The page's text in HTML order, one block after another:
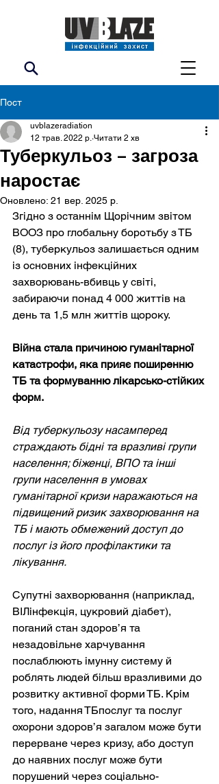
Пост
Туберкульоз – загроза
наростає
uvblazeradiation
12 трав. 2022 р. Читати 2 хв
Оновлено: 21 вер. 2025 р.
Згідно з останнім Щорічним звітом
ВООЗ про глобальну боротьбу з ТБ
(8), туберкульоз залишається одним
із основних інфекційних
захворювань-вбивць у світі,
забираючи понад 4 000 життів на
день та 1,5 млн життів щороку.
Війна стала причиною гуманітарної
катастрофи, яка прияє поширенню
ТБ та формуванню лікарсько-стійких
форм.
Від туберкульозу насамперед
страждають бідні та вразливі групи
населення; біженці, ВПО та інші
групи населення в умовах
гуманітарної кризи наражаються на
підвищений ризик захворювання на
ТБ і мають обмежений доступ до
послуг із його профілактики та
лікування.
Супутні захворювання (наприклад,
ВІЛінфекція, цукровий діабет),
поганий стан здоров’я та
незадовільне харчування
послаблюють імунну систему й
роблять людей більш вразливими до
розвитку активної форми ТБ. Крім
того, надання ТБпослуг та послуг
охорони здоров’я загалом може бути
перерване через кризу, або доступ
до наявних послуг може бути
порушений через соціально-